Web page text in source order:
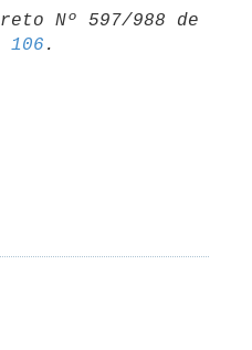
Nº 597/988 de
106